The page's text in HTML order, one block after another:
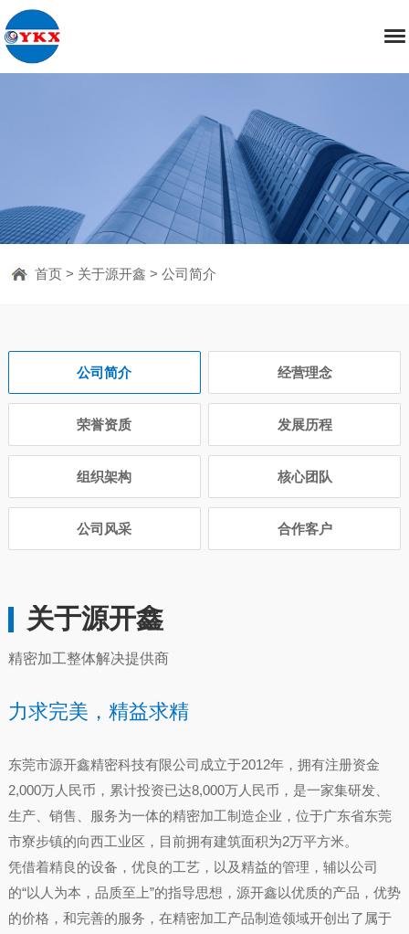
首页> 关于源开鑫 > 公司简介
公司简介 经营理念
荣誉资质 发展历程
组织架构 核心团队
公司风采 合作客户
关于源开鑫
精密加工整体解决提供商
力求完美，精益求精
东莞市源开鑫精密科技有限公司成立于2012年，拥有注册资金
2,000万人民币，累计投资已达8,000万人民币，是一家集研发、
生产、销售、服务为一体的精密加工制造企业，位于广东省东莞
市寮步镇的向西工业区，目前拥有建筑面积为2万平方米。
凭借着精良的设备，优良的工艺，以及精益的管理，辅以公司
的“以人为本，品质至上”的指导思想，源开鑫以优质的产品，优势
的价格，和完善的服务，在精密加工产品制造领域开创出了属于